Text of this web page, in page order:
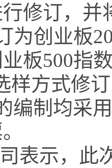
修订，并
为创业板
板500指
样方式修
编制均采
表示，此